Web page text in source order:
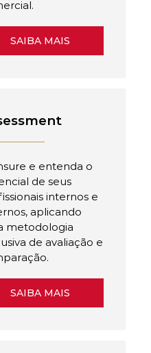
SAIBA MAIS
e entenda o
de seus
internos e
aplicando
metodologia
de avaliação e
SAIBA MAIS